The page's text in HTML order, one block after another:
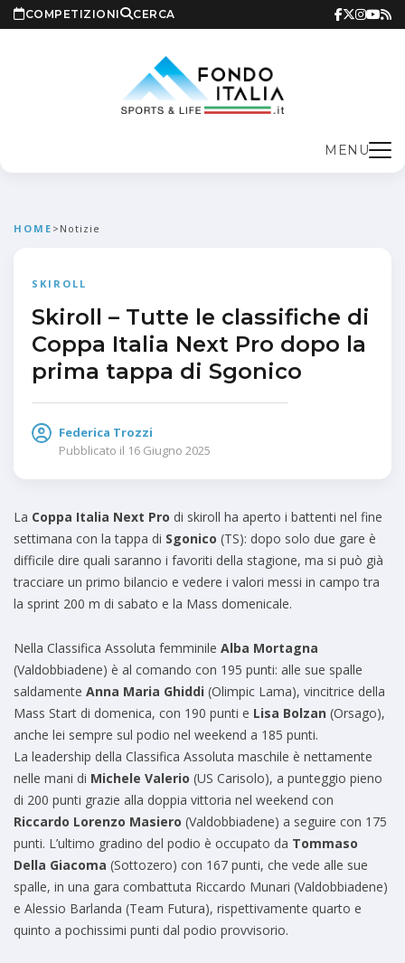
COMPETIZIONI CERCA
MENU
HOME > Notizie
SKIROLL
Skiroll – Tutte le classifiche di
Coppa Italia Next Pro dopo la
prima tappa di Sgonico
Federica Trozzi
Pubblicato il 16 Giugno 2025
La Coppa Italia Next Pro di skiroll ha aperto i battenti nel fine
settimana con la tappa di Sgonico (TS): dopo solo due gare è
difficile dire quali saranno i favoriti della stagione, ma si può già
tracciare un primo bilancio e vedere i valori messi in campo tra
la sprint 200 m di sabato e la Mass domenicale.
Nella Classifica Assoluta femminile Alba Mortagna
(Valdobbiadene) è al comando con 195 punti: alle sue spalle
saldamente Anna Maria Ghiddi (Olimpic Lama), vincitrice della
Mass Start di domenica, con 190 punti e Lisa Bolzan (Orsago),
anche lei sempre sul podio nel weekend a 185 punti.
La leadership della Classifica Assoluta maschile è nettamente
nelle mani di Michele Valerio (US Carisolo), a punteggio pieno
di 200 punti grazie alla doppia vittoria nel weekend con
Riccardo Lorenzo Masiero (Valdobbiadene) a seguire con 175
punti. L’ultimo gradino del podio è occupato da Tommaso
Della Giacoma (Sottozero) con 167 punti, che vede alle sue
spalle, in una gara combattuta Riccardo Munari (Valdobbiadene)
e Alessio Barlanda (Team Futura), rispettivamente quarto e
quinto a pochissimi punti dal podio provvisorio.